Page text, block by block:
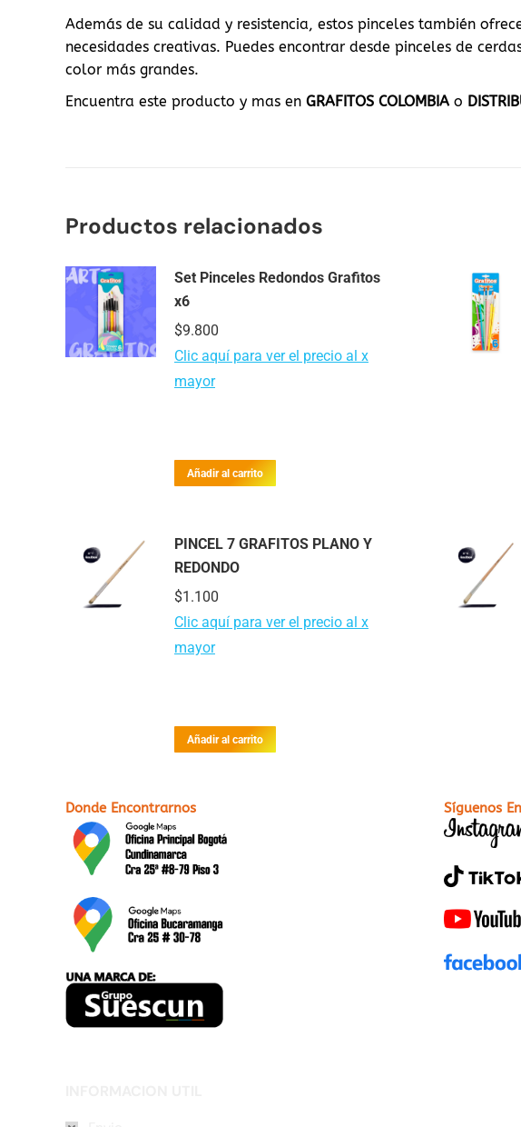
Además de su calidad y resistencia, estos pinceles también
necesidades creativas. Puedes encontrar desde pinceles de
color más grandes.
Encuentra este producto y mas en GRAFITOS COLOMBIAo
Productos relacionados
Set Pinceles Redondos Grafitos
x6
$9.800
Clic aquí para ver el precio al x
mayor
Añadir al carrito
PINCEL 7 GRAFITOS PLANO Y
REDONDO
$1.100
Clic aquí para ver el precio al x
mayor
Añadir al carrito
Donde Encontrarnos Síguenos